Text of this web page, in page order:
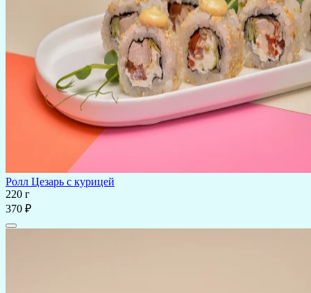
Ролл Цезарь с курицей
220 г
370 ₽